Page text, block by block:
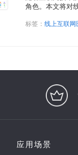
角色。本文将对
标签：线上互联网
应用场景